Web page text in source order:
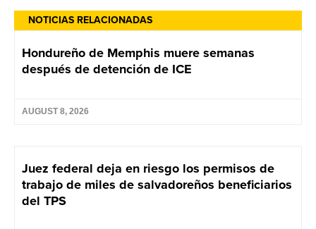
NOTICIAS RELACIONADAS
Hondureño de Memphis muere semanas
después de detención de ICE
AUGUST 8, 2026
Juez federal deja en riesgo los permisos de
trabajo de miles de salvadoreños beneficiarios
del TPS